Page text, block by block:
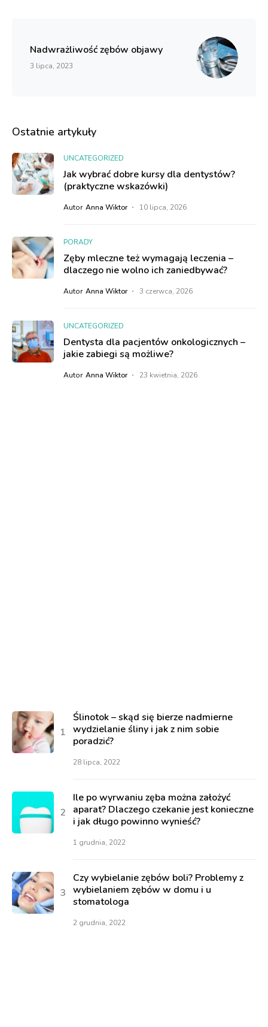
Nadwrażliwość zębów objawy
3 lipca, 2023
Ostatnie artykuły
UNCATEGORIZED
Jak wybrać dobre kursy dla dentystów?
(praktyczne wskazówki)
Autor Anna Wiktor 10 lipca, 2026
PORADY
Zęby mleczne też wymagają leczenia –
dlaczego nie wolno ich zaniedbywać?
Autor Anna Wiktor 3 czerwca, 2026
UNCATEGORIZED
Dentysta dla pacjentów onkologicznych –
jakie zabiegi są możliwe?
Autor Anna Wiktor 23 kwietnia, 2026
Ślinotok – skąd się bierze nadmierne
wydzielanie śliny i jak z nim sobie
poradzić?
28 lipca, 2022
Ile po wyrwaniu zęba można założyć
aparat? Dlaczego czekanie jest konieczne
i jak długo powinno wynieść?
1 grudnia, 2022
Czy wybielanie zębów boli? Problemy z
wybielaniem zębów w domu i u
stomatologa
2 grudnia, 2022